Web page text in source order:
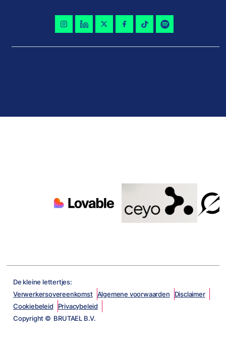
De kleine lettertjes:
Verwerkersovereenkomst Algemene voorwaarden
Disclaimer
Cookiebeleid
Privacybeleid
Copyright © BRUTAEL B.V.